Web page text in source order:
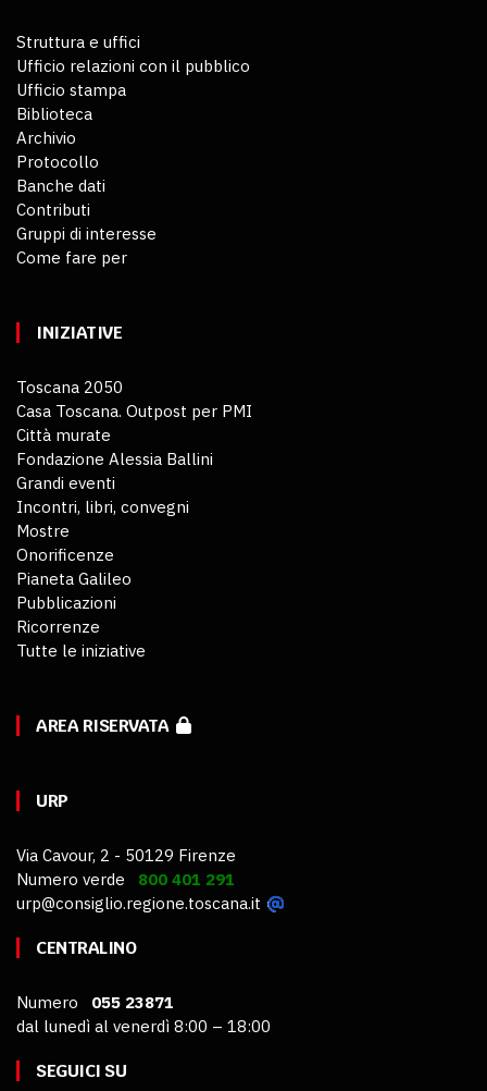
Struttura e uffici
Ufficio relazioni con il pubblico
Ufficio stampa
Biblioteca
Archivio
Protocollo
Banche dati
Contributi
Gruppi di interesse
Come fare per
INIZIATIVE
Toscana 2050
Casa Toscana. Outpost per PMI
Città murate
Fondazione Alessia Ballini
Grandi eventi
Incontri, libri, convegni
Mostre
Onorificenze
Pianeta Galileo
Pubblicazioni
Ricorrenze
Tutte le iniziative
AREA RISERVATA
URP
Via Cavour, 2 - 50129 Firenze
Numero verde 800 401 291
urp@consiglio.regione.toscana.it
CENTRALINO
Numero 055 23871
dal lunedì al venerdì 8:00 – 18:00
SEGUICI SU